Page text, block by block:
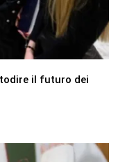
il futuro dei